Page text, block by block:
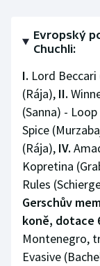
Short track
Sportovní
Stolní tenis
Triatlon
Veslování
Vodní slalom
Volejbal
Evropský
Chuchli:
I. Lord Beccari
(Rája), II.
(Sanna) -
Spice
(Rája), IV.
Kopretina
Rules
Gerschův
koně, dotace
Montenegro,
Evasive